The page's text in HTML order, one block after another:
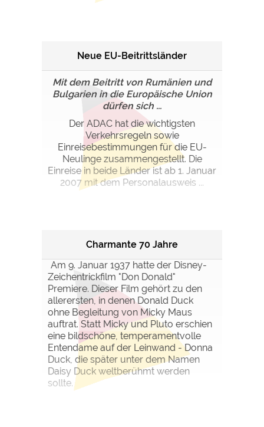
Neue EU-Beitrittsländer
Mit dem Beitritt von Rumänien und
Bulgarien in die Europäische Union
dürfen sich ...
Der ADAC hat die wichtigsten
Verkehrsregeln sowie
Einreisebestimmungen für die EU-
Neulinge zusammengestellt. Die
Einreise in beide Länder ist ab 1. Januar
2007 mit dem Personalausweis ...
Charmante 70 Jahre
Am 9. Januar 1937 hatte der Disney-
Zeichentrickfilm "Don Donald"
Premiere. Dieser Film gehört zu den
allerersten, in denen Donald Duck
ohne Begleitung von Micky Maus
auftrat. Statt Micky und Pluto erschien
eine bildschöne, temperamentvolle
Entendame auf der Leinwand - Donna
Duck, die später unter dem Namen
Daisy Duck weltberühmt werden
sollte.